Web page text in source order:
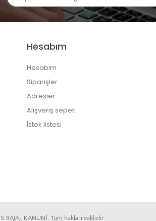
Hesabım
Hesabım
Siparişler
Adresler
Alışveriş sepeti
İstek listesi
KANUNİ. Tüm hakları saklıdır.